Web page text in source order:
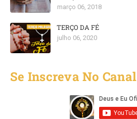
março 06, 2018
TERÇO DA FÉ
julho 06, 2020
Se Inscreva No Canal